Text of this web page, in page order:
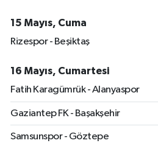
15 Mayıs, Cuma
Rizespor - Beşiktaş
16 Mayıs, Cumartesi
Fatih Karagümrük - Alanyaspor
Gaziantep FK - Başakşehir
Samsunspor - Göztepe